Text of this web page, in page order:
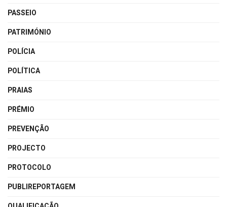
PASSEIO
PATRIMÓNIO
POLÍCIA
POLÍTICA
PRAIAS
PRÉMIO
PREVENÇÃO
PROJECTO
PROTOCOLO
PUBLIREPORTAGEM